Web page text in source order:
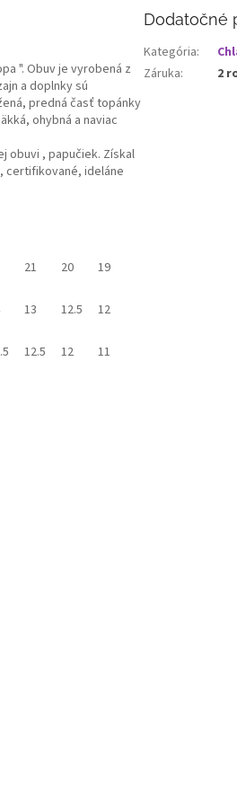
". Obuv je vyrobená z
a doplnky sú
predná časť topánky
ohybná a naviac
obuvi , papučiek. Získal
certifikované, ideláne
21 20 19
13 12.5 12
12.5 12 11
Dodatočné
Kategória:
Záruka: 2